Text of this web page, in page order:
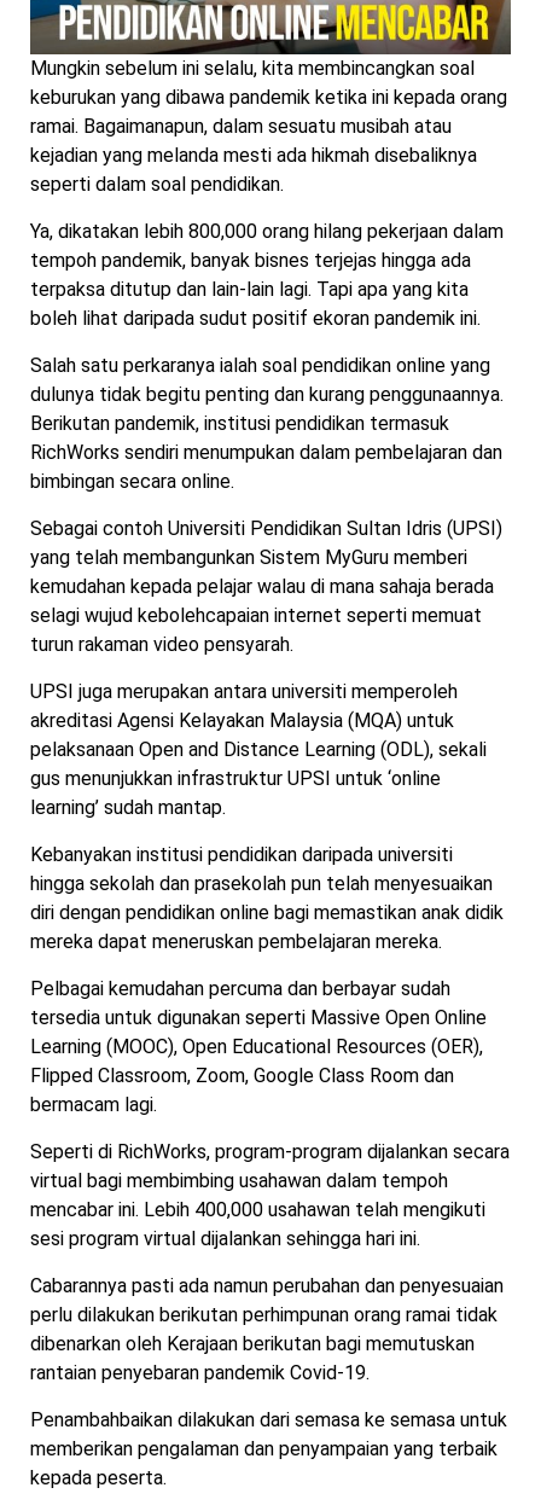
Mungkin sebelum ini selalu, kita membincangkan soal
keburukan yang dibawa pandemik ketika ini kepada orang
ramai. Bagaimanapun, dalam sesuatu musibah atau
kejadian yang melanda mesti ada hikmah disebaliknya
seperti dalam soal pendidikan.
Ya, dikatakan lebih 800,000 orang hilang pekerjaan dalam
tempoh pandemik, banyak bisnes terjejas hingga ada
terpaksa ditutup dan lain-lain lagi. Tapi apa yang kita
boleh lihat daripada sudut positif ekoran pandemik ini.
Salah satu perkaranya ialah soal pendidikan online yang
dulunya tidak begitu penting dan kurang penggunaannya.
Berikutan pandemik, institusi pendidikan termasuk
RichWorks sendiri menumpukan dalam pembelajaran dan
bimbingan secara online.
Sebagai contoh Universiti Pendidikan Sultan Idris (UPSI)
yang telah membangunkan Sistem MyGuru memberi
kemudahan kepada pelajar walau di mana sahaja berada
selagi wujud kebolehcapaian internet seperti memuat
turun rakaman video pensyarah.
UPSI juga merupakan antara universiti memperoleh
akreditasi Agensi Kelayakan Malaysia (MQA) untuk
pelaksanaan Open and Distance Learning (ODL), sekali
gus menunjukkan infrastruktur UPSI untuk ‘online
learning’ sudah mantap.
Kebanyakan institusi pendidikan daripada universiti
hingga sekolah dan prasekolah pun telah menyesuaikan
diri dengan pendidikan online bagi memastikan anak didik
mereka dapat meneruskan pembelajaran mereka.
Pelbagai kemudahan percuma dan berbayar sudah
tersedia untuk digunakan seperti Massive Open Online
Learning (MOOC), Open Educational Resources (OER),
Flipped Classroom, Zoom, Google Class Room dan
bermacam lagi.
Seperti di RichWorks, program-program dijalankan secara
virtual bagi membimbing usahawan dalam tempoh
mencabar ini. Lebih 400,000 usahawan telah mengikuti
sesi program virtual dijalankan sehingga hari ini.
Cabarannya pasti ada namun perubahan dan penyesuaian
perlu dilakukan berikutan perhimpunan orang ramai tidak
dibenarkan oleh Kerajaan berikutan bagi memutuskan
rantaian penyebaran pandemik Covid-19.
Penambahbaikan dilakukan dari semasa ke semasa untuk
memberikan pengalaman dan penyampaian yang terbaik
kepada peserta.